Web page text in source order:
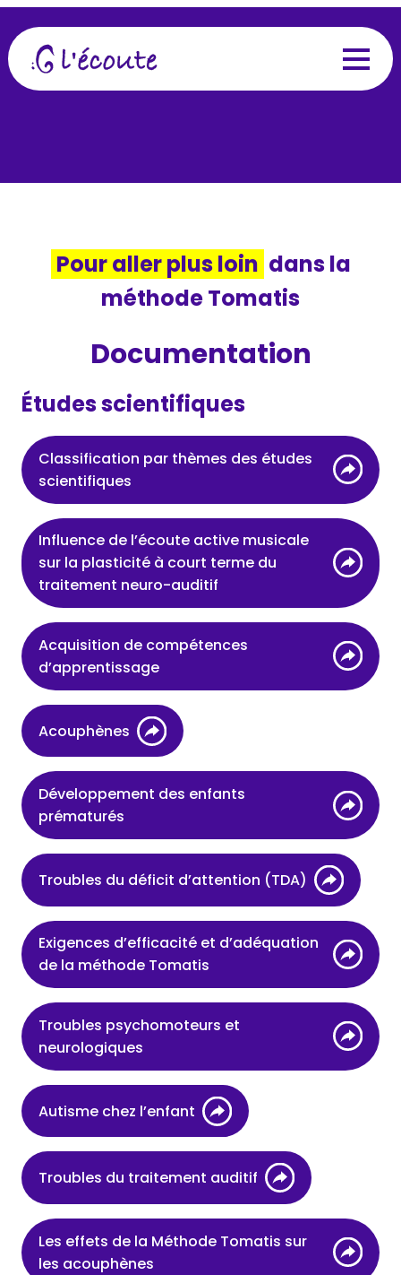
Pour aller plus loin dans la
méthode Tomatis
Documentation
Études scientifiques
Classification par thèmes des études
scientifiques
Influence de l’écoute active musicale
sur la plasticité à court terme du
traitement neuro-auditif
Acquisition de compétences
d’apprentissage
Acouphènes
Développement des enfants
prématurés
Troubles du déficit d’attention (TDA)
Exigences d’efficacité et d’adéquation
de la méthode Tomatis
Troubles psychomoteurs et
neurologiques
Autisme chez l’enfant
Troubles du traitement auditif
Les effets de la Méthode Tomatis sur
les acouphènes